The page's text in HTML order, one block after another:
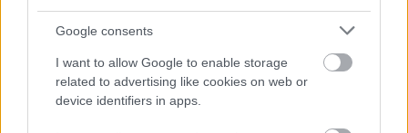
Google consents
I want to allow Google to enable storage
related to advertising like cookies on web or
device identifiers in apps.